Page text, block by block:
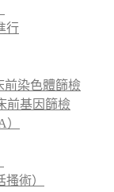
行
前染色體篩檢
前基因篩檢
術）